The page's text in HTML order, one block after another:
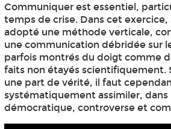
Communiquer est essentiel,
temps de crise. Dans cet
adopté une méthode verticale,
une communication débridée sur
parfois montrés du doigt comme
faits non étayés scientifiquement.
une part de vérité, il faut
systématiquement assimiler,
démocratique, controverse et